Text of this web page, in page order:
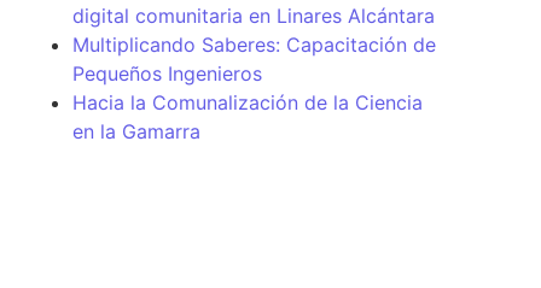
digital comunitaria en Linares Alcántara
Multiplicando Saberes: Capacitación de
Pequeños Ingenieros
Hacia la Comunalización de la Ciencia
en la Gamarra